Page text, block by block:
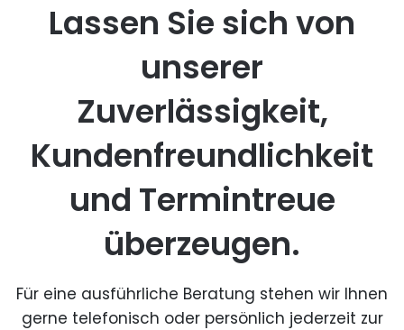
Lassen Sie sich von
unserer
Zuverlässigkeit,
Kundenfreundlichkeit
und Termintreue
überzeugen.
Für eine ausführliche Beratung stehen wir Ihnen
gerne telefonisch oder persönlich jederzeit zur